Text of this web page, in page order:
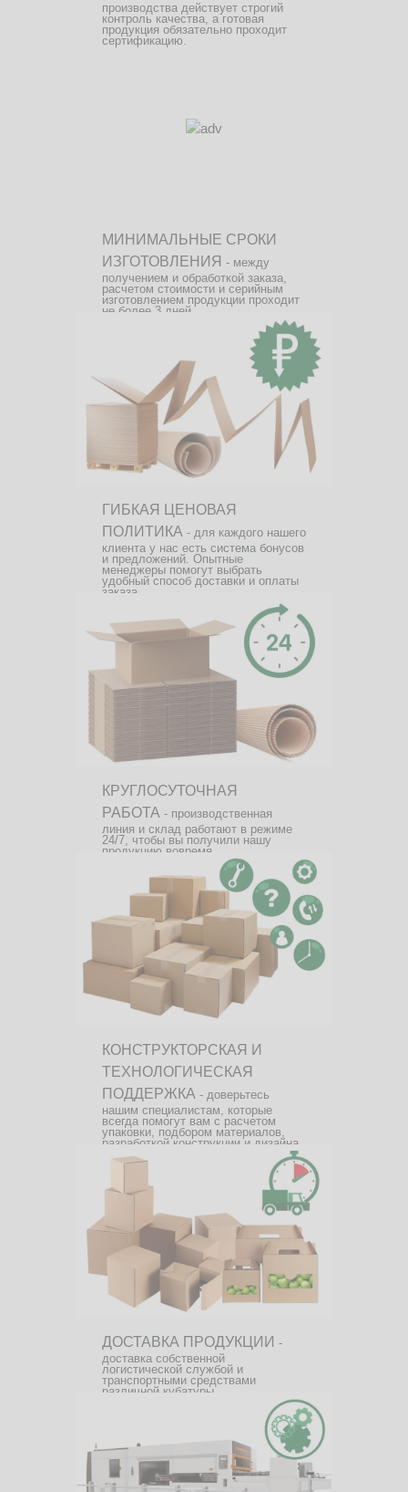
производства действует строгий
контроль качества, а готовая
продукция обязательно проходит
сертификацию.
МИНИМАЛЬНЫЕ СРОКИ
ИЗГОТОВЛЕНИЯ - между
получением и обработкой заказа,
расчетом стоимости и серийным
изготовлением продукции проходит
не более 3 дней.
ГИБКАЯ ЦЕНОВАЯ
ПОЛИТИКА - для каждого нашего
клиента у нас есть система бонусов
и предложений. Опытные
менеджеры помогут выбрать
удобный способ доставки и оплаты
заказа.
КРУГЛОСУТОЧНАЯ
РАБОТА - производственная
линия и склад работают в режиме
24/7, чтобы вы получили нашу
продукцию вовремя.
КОНСТРУКТОРСКАЯ И
ТЕХНОЛОГИЧЕСКАЯ
ПОДДЕРЖКА - доверьтесь
нашим специалистам, которые
всегда помогут вам с расчетом
упаковки, подбором материалов,
разработкой конструкции и дизайна.
ДОСТАВКА ПРОДУКЦИИ -
доставка собственной
логистической службой и
транспортными средствами
различной кубатуры.